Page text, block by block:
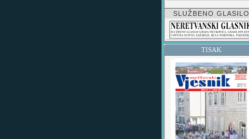
SLUŽBENO GLASILO
TISAK